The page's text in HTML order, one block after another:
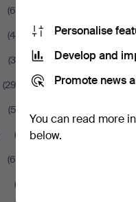
(68)
(45)
(36)
(292)
(52)
(3)
(60)
(2)
Personalise
Develop and
Promote news
You can read more
below.